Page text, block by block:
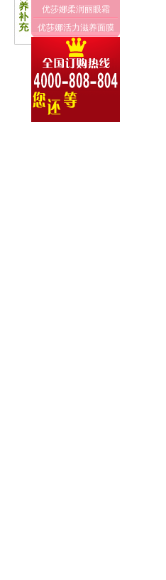
优莎娜柔润丽眼霜
优莎娜活力滋养面膜